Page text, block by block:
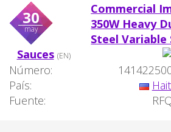
30
may
Commercial
350W Heavy
Steel Variable
Sauces (EN)
Número:
País:
Fuente: